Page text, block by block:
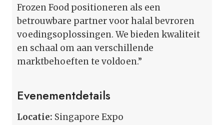
Frozen Food positioneren als een
betrouwbare partner voor halal bevroren
voedingsoplossingen. We bieden kwaliteit
en schaal om aan verschillende
marktbehoeften te voldoen.”
Evenementdetails
Locatie: Singapore Expo